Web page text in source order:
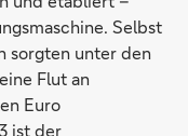
Selbst
sorgten unter den
Flut an
Euro
ist der